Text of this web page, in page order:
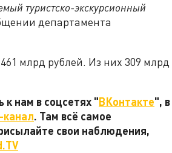
туристско-экскурсионный
департамента
млрд рублей. Из них 309 млрд
нам в соцсетях "ВКонтакте", в
. Там всё самое
свои наблюдения,